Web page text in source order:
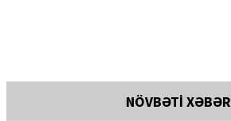
NÖVBƏTİ XƏBƏR